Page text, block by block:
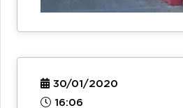
30/01/2020
16:06